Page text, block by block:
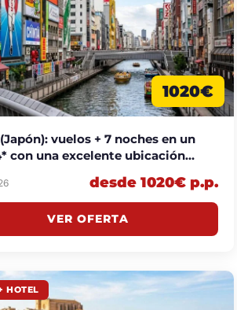
1020€
vuelos + 7 noches en un
con una excelente ubicación
desde 1020€ p.p.
VER OFERTA
HOTEL